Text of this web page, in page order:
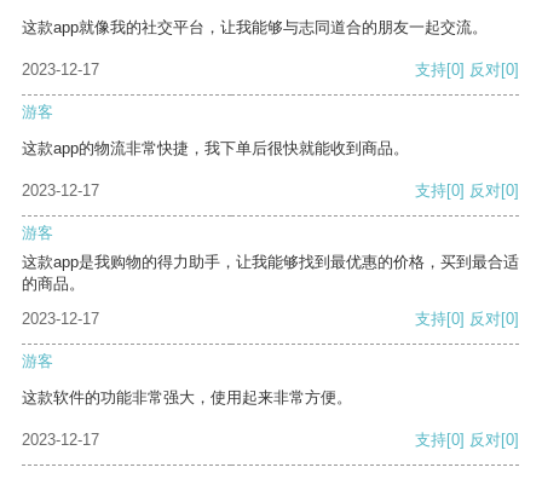
这款app就像我的社交平台，让我能够与志同道合的朋友一起交流。
2023-12-17 支持[0] 反对[0]
游客
这款app的物流非常快捷，我下单后很快就能收到商品。
2023-12-17 支持[0] 反对[0]
游客
这款app是我购物的得力助手，让我能够找到最优惠的价格，买到最合适
的商品。
2023-12-17
支持[0] 反对[0]
游客
这款软件的功能非常强大，使用起来非常方便。
2023-12-17 支持[0] 反对[0]